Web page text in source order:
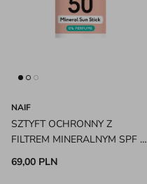
NAIF
SZTYFT OCHRONNY Z
FILTREM MINERALNYM SPF 50
DLA DZIECI I NIEMOWLĄT 0%
PARFUM NAIF
69,00 PLN